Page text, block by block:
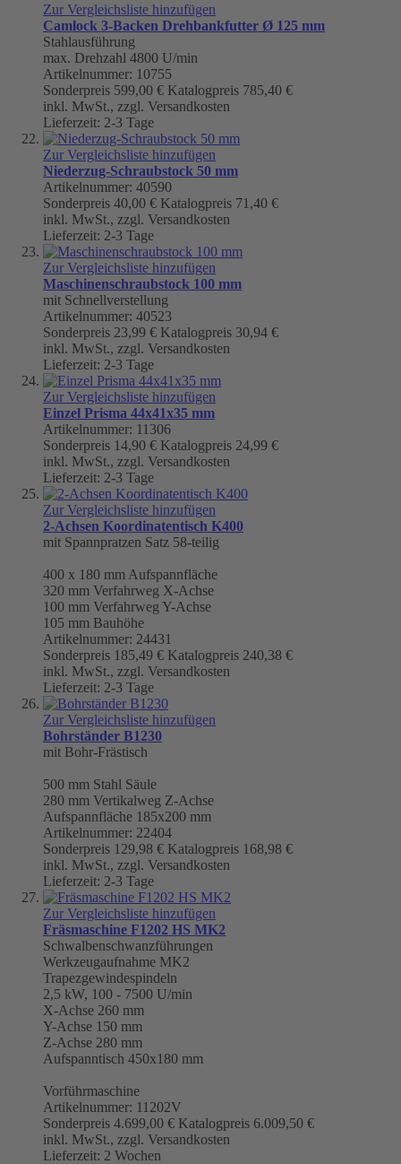
Zur Vergleichsliste hinzufügen
Camlock 3-Backen Drehbankfutter Ø 125 mm
Stahlausführung
max. Drehzahl 4800 U/min
Artikelnummer: 10755
Sonderpreis 599,00 € Katalogpreis 785,40 €
inkl. MwSt., zzgl. Versandkosten
Lieferzeit: 2-3 Tage
Zur Vergleichsliste hinzufügen
Niederzug-Schraubstock 50 mm
Artikelnummer: 40590
Sonderpreis 40,00 € Katalogpreis 71,40 €
inkl. MwSt., zzgl. Versandkosten
Lieferzeit: 2-3 Tage
Zur Vergleichsliste hinzufügen
Maschinenschraubstock 100 mm
mit Schnellverstellung
Artikelnummer: 40523
Sonderpreis 23,99 € Katalogpreis 30,94 €
inkl. MwSt., zzgl. Versandkosten
Lieferzeit: 2-3 Tage
Zur Vergleichsliste hinzufügen
Einzel Prisma 44x41x35 mm
Artikelnummer: 11306
Sonderpreis 14,90 € Katalogpreis 24,99 €
inkl. MwSt., zzgl. Versandkosten
Lieferzeit: 2-3 Tage
Zur Vergleichsliste hinzufügen
2-Achsen Koordinatentisch K400
mit Spannpratzen Satz 58-teilig
400 x 180 mm Aufspannfläche
320 mm Verfahrweg X-Achse
100 mm Verfahrweg Y-Achse
105 mm Bauhöhe
Artikelnummer: 24431
Sonderpreis 185,49 € Katalogpreis 240,38 €
inkl. MwSt., zzgl. Versandkosten
Lieferzeit: 2-3 Tage
Zur Vergleichsliste hinzufügen
Bohrständer B1230
mit Bohr-Frästisch
500 mm Stahl Säule
280 mm Vertikalweg Z-Achse
Aufspannfläche 185x200 mm
Artikelnummer: 22404
Sonderpreis 129,98 € Katalogpreis 168,98 €
inkl. MwSt., zzgl. Versandkosten
Lieferzeit: 2-3 Tage
Zur Vergleichsliste hinzufügen
Fräsmaschine F1202 HS MK2
Schwalbenschwanzführungen
Werkzeugaufnahme MK2
Trapezgewindespindeln
2,5 kW, 100 - 7500 U/min
X-Achse 260 mm
Y-Achse 150 mm
Z-Achse 280 mm
Aufspanntisch 450x180 mm
Vorführmaschine
Artikelnummer: 11202V
Sonderpreis 4.699,00 € Katalogpreis 6.009,50 €
inkl. MwSt., zzgl. Versandkosten
Lieferzeit: 2 Wochen